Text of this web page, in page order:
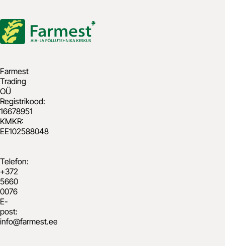
Farmest
Trading
OÜ
Registrikood:
16678951
KMKR:
EE102588048
Telefon:
+372
5660
0076
​E-
post:
info@farmest.ee